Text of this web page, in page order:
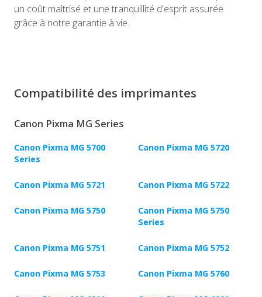
un coût maîtrisé et une tranquillité d'esprit assurée
grâce à notre garantie à vie.
Compatibilité des imprimantes
Canon Pixma MG Series
Canon Pixma MG 5700
Series
Canon Pixma MG 5720
Canon Pixma MG 5721 Canon Pixma MG 5722
Canon Pixma MG 5750
Canon Pixma MG 5750
Series
Canon Pixma MG 5751 Canon Pixma MG 5752
Canon Pixma MG 5753 Canon Pixma MG 5760